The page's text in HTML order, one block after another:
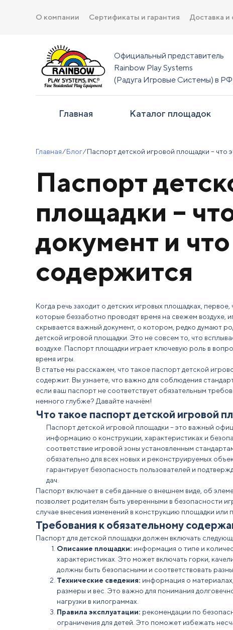
О компании Сертификаты и гарантия Доставка и
Официальный представитель
Rainbow Play Systems
(Радуга Игровые Системы) в РФ
Главная Каталог площадок
Главная ⁄ Блог⁄ Паспорт детской игровой площадки – что
Паспорт
площадки –
документ и
содержится
Когда речь заходит о детских игровых площадках ,
которые беззаботно проводят время на свежем воздухе,
скрывается важный документ, о котором, редко думают
детской игровой площадки. Это не совсем то, что
воздухе. Паспорт площадки играет ключевую роль в
время игры.
В статье мы расскажем, что такое паспорт детской
содержит. Вы узнаете, что важно для соблюдения
если ваш паспорт не соответствует обязательным
немного глубже? Давайте начнём!
Что такое паспорт детской игровой
Паспорт детской игровой площадки – это важный
информацию о конструкции, характеристиках и
соответствие игровой зоны установленным
обязательно для всех новых и реконструируемых
гарантирует безопасность пользователей и
дач.
Паспорт включает в себя данные о внешнем виде , об
позволяет родителям быть уверенными в безопасности
случае внесения изменений в конструкцию площадки или
Требования к обязательному
Паспорт для детской площадки должен включать
Описание площадки: информация о типе и
характеристиках. Это может включать горки,
должны быть безопасными и соответствовать
Технические сведения: информация о
размеры и вес. Это важно для понимания
нагрузки в килограммах.
Правила эксплуатации: рекомендации по
ограничения для детей. Это поможет избежать